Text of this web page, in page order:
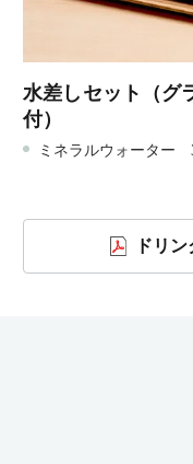
水差しセット（グ
付）
ミネラルウォーター
ドリ